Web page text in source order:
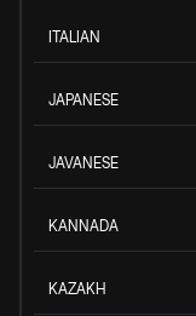
ITALIAN
JAPANESE
JAVANESE
KANNADA
KAZAKH